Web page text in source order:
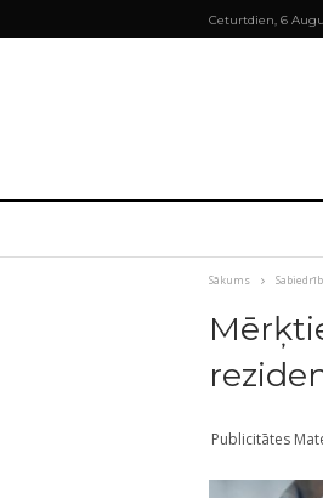
Ceturtdien, 6
Sākums
Publicitātes